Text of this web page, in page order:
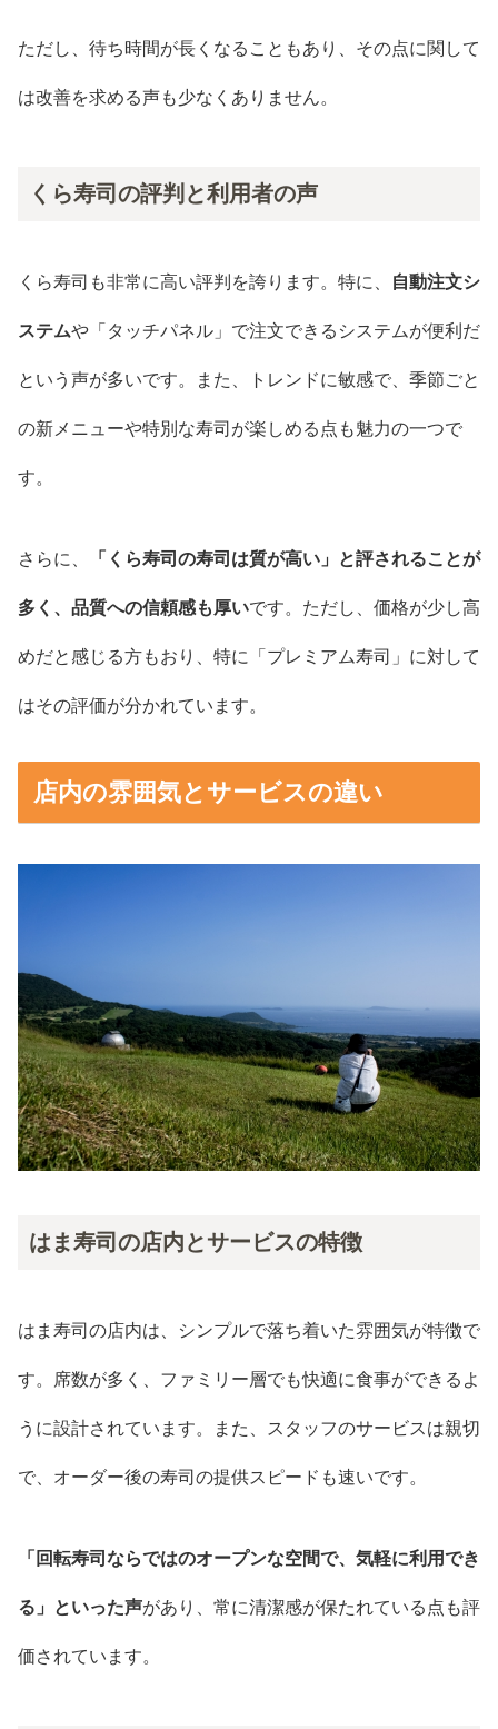
ただし、待ち時間が長くなることもあり、その点に関して
は改善を求める声も少なくありません。
くら寿司の評判と利用者の声
くら寿司も非常に高い評判を誇ります。特に、 自動注文シ
ステムや「タッチパネル」で注文できるシステムが便利だ
という声が多いです。また、トレンドに敏感で、季節ごと
の新メニューや特別な寿司が楽しめる点も魅力の一つで
す。
さらに、 「くら寿司の寿司は質が高い」と評されることが
多く、品質への信頼感も厚いです。ただし、価格が少し高
めだと感じる方もおり、特に「プレミアム寿司」に対して
はその評価が分かれています。
店内の雰囲気とサービスの違い
はま寿司の店内とサービスの特徴
はま寿司の店内は、シンプルで落ち着いた雰囲気が特徴で
す。席数が多く、ファミリー層でも快適に食事ができるよ
うに設計されています。また、スタッフのサービスは親切
で、オーダー後の寿司の提供スピードも速いです。
「回転寿司ならではのオープンな空間で、気軽に利用でき
る」といった声があり、常に清潔感が保たれている点も評
価されています。